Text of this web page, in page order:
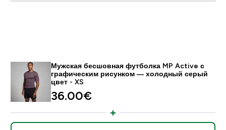
Мужская бесшовная футболка MP Active с
графическим рисунком — холодный серый
цвет - XS
36.00€‎